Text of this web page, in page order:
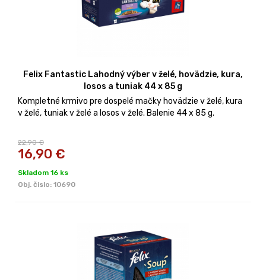
Felix Fantastic Lahodný výber v želé, hovädzie, kura,
losos a tuniak 44 x 85 g
Kompletné krmivo pre dospelé mačky hovädzie v želé, kura
v želé, tuniak v želé a losos v želé. Balenie 44 x 85 g.
22,90 €
16,90 €
Skladom 16 ks
Obj. čislo: 10690